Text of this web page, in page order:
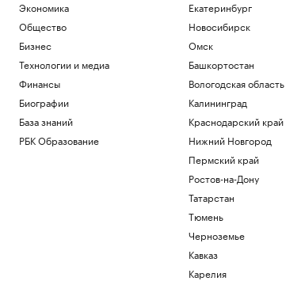
из Южной Кореи в Россию
Экономика
Энди Джасси против бюрократии. Как
новый CEO устроил перестройку в
Amazon
Образование
Трамп заявил, что может стать
последним президентом-
республиканцем в США
Политика
Экономика
Общество
Бизнес
Технологии и медиа
Финансы
Биографии
База знаний
РБК Образование
Екатеринбург
Новосибирск
Омск
Башкортостан
Вологодская область
Калининград
Краснодарский край
Нижний Новгород
Пермский край
Ростов-на-Дону
Татарстан
Тюмень
Черноземье
Кавказ
Карелия